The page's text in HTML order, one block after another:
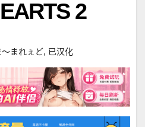
2
～まれぇど, 已汉化